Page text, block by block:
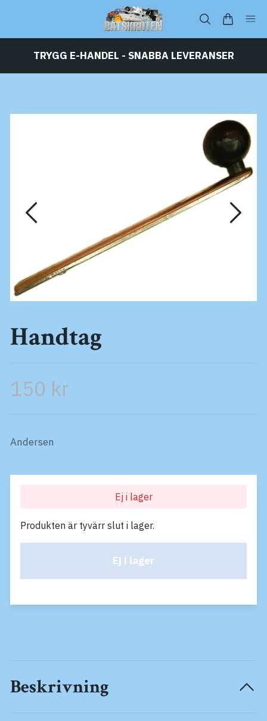
TRYGG E-HANDEL - SNABBA LEVERANSER
Handtag
150 kr
Andersen
Ej i lager
Produkten är tyvärr slut i lager.
Ej i lager
Beskrivning